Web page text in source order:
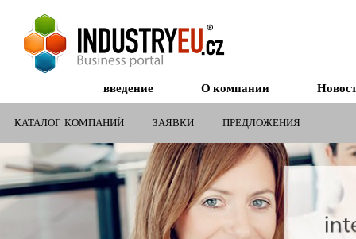
введение О компании
КАТАЛОГ КОМПАНИЙ ЗАЯВКИ ПРЕДЛОЖЕНИЯ
СУБСИДИИ ДЛЯ КОМПАНИЙ